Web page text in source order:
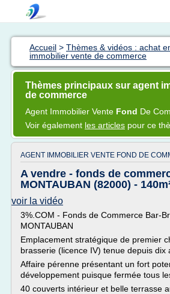
Accueil > Thèmes & vidéos : achat
immobilier vente de commerce
Thèmes principaux sur agent
de commerce
Agent Immobilier Vente Fond De
Voir également les articles pour ce
AGENT IMMOBILIER VENTE FOND DE
A vendre - fonds de
MONTAUBAN (82000) -
voir la vidéo
3%.COM - Fonds de Commerce Bar-
MONTAUBAN
Emplacement stratégique de premier
brasserie (licence IV) tenue depuis dix
Affaire pérenne présentant un fort
développement puisque fermée tous
40 couverts intérieur et belle terrasse